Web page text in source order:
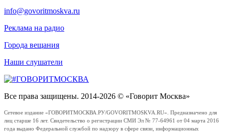
info@govoritmoskva.ru
Реклама на радио
Города вещания
Наши слушатели
Все права защищены. 2014-2026 © «Говорит Москва»
Сетевое издание «ГОВОРИТМОСКВА.РУ/GOVORITMOSKVA.RU». Предназначено для
лиц старше 16 лет. Свидетельство о регистрации СМИ Эл № 77-64961 от 04 марта 2016
года выдано Федеральной службой по надзору в сфере связи, информационных